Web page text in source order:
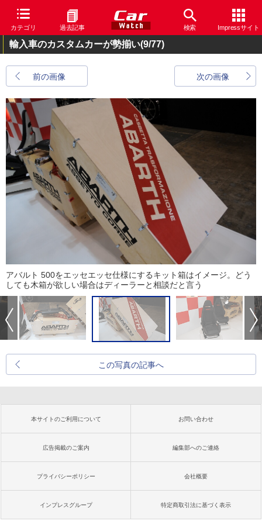
カテゴリ 過去記事 検索 Impressサイト
輸入車のカスタムカーが勢揃い(9/77)
前の画像 次の画像
アバルト 500をエッセエッセ仕様にするキット箱はイメージ。どう
しても木箱が欲しい場合はディーラーと相談だと言う
この写真の記事へ
本サイトのご利用について お問い合わせ
広告掲載のご案内 編集部へのご連絡
プライバシーポリシー 会社概要
インプレスグループ 特定商取引法に基づく表示